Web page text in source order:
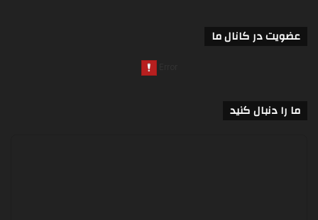
عضویت در کانال ما
ما را دنبال کنید